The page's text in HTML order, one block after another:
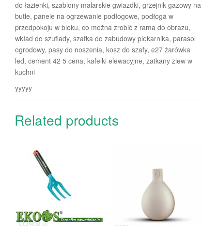
do łazienki, szablony malarskie gwiazdki, grzejnik gazowy na
butle, panele na ogrzewanie podłogowe, podłoga w
przedpokoju w bloku, co można zrobić z rama do obrazu,
wkład do szuflady, szafka do zabudowy piekarnika, parasol
ogrodowy, pasy do noszenia, kosz do szafy, e27 żarówka
led, cement 42 5 cena, kafelki elewacyjne, zatkany zlew w
kuchni
yyyyy
Related products